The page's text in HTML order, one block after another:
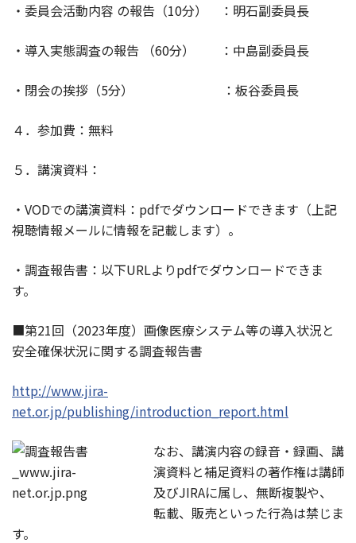
・委員会活動内容 の報告（10分） ：明石副委員長
・導入実態調査の報告 （60分） ：中島副委員長
・閉会の挨拶（5分） ：板谷委員長
４．参加費：無料
５．講演資料：
・ VODでの講演資料： pdfでダウンロードできます（上記
視聴情報メールに情報を記載します）。
・調査報告書：以下URLよりpdfでダウンロードできま
す。
■第21回（2023年度）画像医療システム等の導入状況と
安全確保状況に関する調査報告書
http://www.jira-
net.or.jp/publishing/introduction_report.html
なお、講演内容の録音・録画、講
演資料と補足資料の著作権は講師
及びJIRAに属し、無断複製や、
転載、販売といった行為は禁じま
す。